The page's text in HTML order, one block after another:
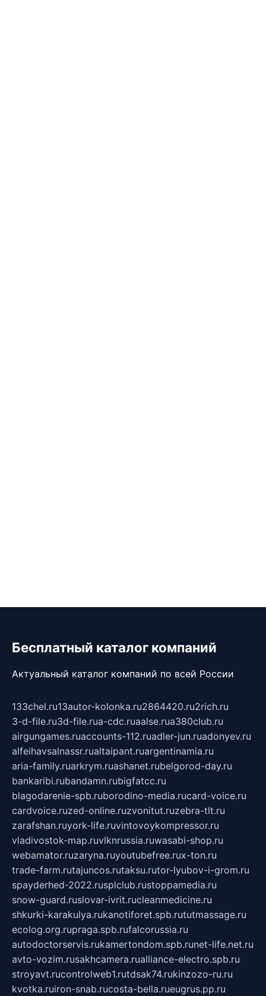
Бесплатный каталог компаний
Актуальный каталог компаний по всей России
133chel.ru13autor-kolonka.ru2864420.ru2rich.ru
3-d-file.ru3d-file.rua-cdc.ruaalse.rua380club.ru
airgungames.ruaccounts-112.ruadler-jun.ruadonyev.ru
alfeihavsalnassr.rualtaipant.ruargentinamia.ru
aria-family.ruarkrym.ruashanet.rubelgorod-day.ru
bankaribi.rubandamn.rubigfatcc.ru
blagodarenie-spb.ruborodino-media.rucard-voice.ru
cardvoice.ruzed-online.ruzvonitut.ruzebra-tlt.ru
zarafshan.ruyork-life.ruvintovoykompressor.ru
vladivostok-map.ruvlknrussia.ruwasabi-shop.ru
webamator.ruzaryna.ruyoutubefree.rux-ton.ru
trade-farm.rutajuncos.rutaksu.rutor-lyubov-i-grom.ru
spayderhed-2022.rusplclub.rustoppamedia.ru
snow-guard.ruslovar-ivrit.rucleanmedicine.ru
shkurki-karakulya.rukanotiforet.spb.rututmassage.ru
ecolog.org.rupraga.spb.rufalcorussia.ru
autodoctorservis.rukamertondom.spb.runet-life.net.ru
avto-vozim.rusakhcamera.rualliance-electro.spb.ru
stroyavt.rucontrolweb1.rutdsak74.rukinzozo-ru.ru
kvotka.ruiron-snab.rucosta-bella.rueugrus.pp.ru